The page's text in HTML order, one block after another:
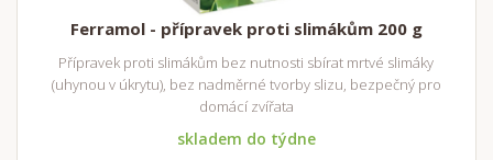
Ferramol - přípravek proti slimákům 200 g
Přípravek proti slimákům bez nutnosti sbírat mrtvé slimáky
(uhynou v úkrytu), bez nadměrné tvorby slizu, bezpečný pro
domácí zvířata
skladem do týdne